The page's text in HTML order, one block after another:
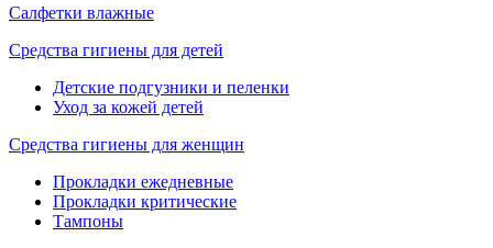
Салфетки влажные
Средства гигиены для детей
Детские подгузники и пеленки
Уход за кожей детей
Средства гигиены для женщин
Прокладки ежедневные
Прокладки критические
Тампоны